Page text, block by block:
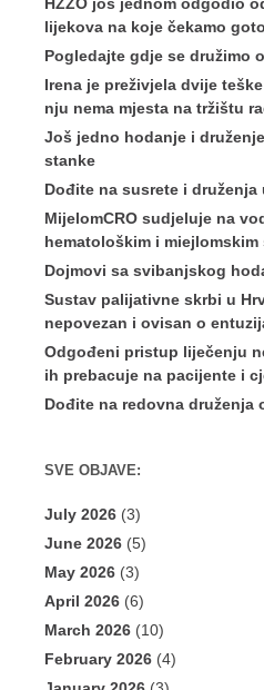
lijekova na koje čekamo
Pogledajte gdje se družimo
Irena je preživjela dvije
nju nema mjesta na tržištu
Još jedno hodanje i
stanke
Dođite na susrete i druženja
MijelomCRO sudjeluje na
hematološkim i miejlomskim
Dojmovi sa svibanjskog
Sustav palijativne skrbi u
nepovezan i ovisan o
Odgođeni pristup liječenju
ih prebacuje na pacijente i
Dođite na redovna druženja
SVE OBJAVE:
July 2026 (3)
June 2026 (5)
May 2026 (3)
April 2026 (6)
March 2026 (10)
February 2026 (4)